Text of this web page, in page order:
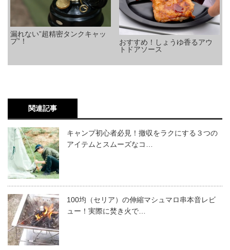
漏れない”超精密タンクキャッ
プ”！
おすすめ！しょうゆ香るアウ
トドアソース
関連記事
キャンプ初心者必見！撤収をラクにする３つの
アイテムとスムーズなコ…
100均（セリア）の伸縮マシュマロ串本音レビ
ュー！実際に焚き火で…